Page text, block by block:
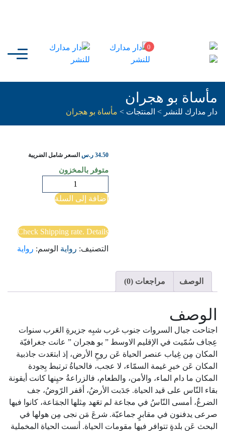
0
مأساة بو هجران
دار مدارك للنشر > المنتجات > مأساة بو هجران
34.50 ر.س السعر شامل الضريبة
متوفر بالمخزون
مأساة
بو
إضافة إلى السلة
Check Shipping rate. Details
التصنيف: رواية الوسم: رواية
الوصف مراجعات (0)
الوصف
اجتاحت جبال السروات جنوب غرب شبِه جزيرةِ العَرب سنوات
عِجاف سُمّيت في الإقليم الاوسط ” بو هجران ” عانت جغرافيّة
المكان مِن غِياب عنصر الحياة عَن روحِ الأرض، إذ ابتعَدت جاذبية
المكان عَن خيرِ غيمة السمّاء، لا عجب، فالحياةُ ترتبط بِجودة
المكان ما دام الماء، والأمن، والطعام، فالزراعةُ حيِنها كانت أيقونة
بقاء النّاس على قيد الحياة. جَدَبت الأرضُ، أقفر الرّوضُ، جف
الضرعُ، أمسى النّاسُ في مجاعة لم تعَهد مِثلها الجمَاعة، كانوا فيها
صرعى يدفنون في مقابرٍ جماعيّة. شرعَ مَن نجى مِن هولها في
البحث عَن بلدةٍ تتوافر فيها مقومات الحياة. أنست الحياة المخملية